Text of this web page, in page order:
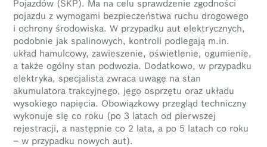
Pojazdów (SKP). Ma na celu sprawdzenie zgodności
pojazdu z wymogami bezpieczeństwa ruchu drogowego
i ochrony środowiska. W przypadku aut elektrycznych,
podobnie jak spalinowych, kontroli podlegają m.in.
układ hamulcowy, zawieszenie, oświetlenie, ogumienie,
a także ogólny stan podwozia. Dodatkowo, w przypadku
elektryka, specjalista zwraca uwagę na stan
akumulatora trakcyjnego, jego osprzętu oraz układu
wysokiego napięcia. Obowiązkowy przegląd techniczny
wykonuje się co roku (po 3 latach od pierwszej
rejestracji, a następnie co 2 lata, a po 5 latach co roku
– w przypadku nowych aut).